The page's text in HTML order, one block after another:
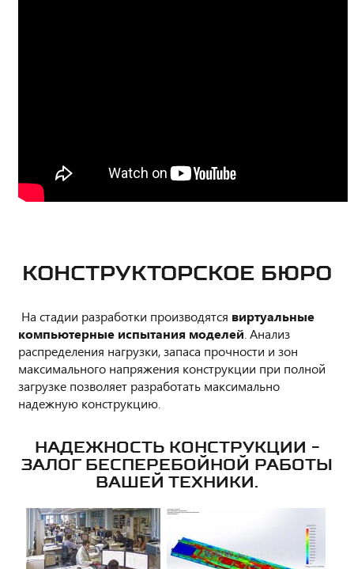
КОНСТРУКТОРСКОЕ БЮРО
На стадии разработки производятся виртуальные
компьютерные испытания моделей . Анализ
распределения нагрузки, запаса прочности и зон
максимального напряжения конструкции при полной
загрузке позволяет разработать максимально
надежную конструкцию.
НАДЕЖНОСТЬ КОНСТРУКЦИИ -
ЗАЛОГ БЕСПЕРЕБОЙНОЙ РАБОТЫ
ВАШЕЙ ТЕХНИКИ.